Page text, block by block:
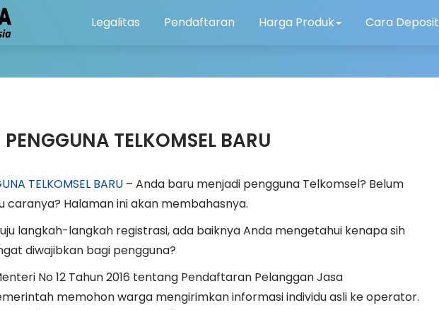
Legalitas Pendaftaran Harga Produk Cara Deposit
PENGGUNA TELKOMSEL BARU
TELKOMSEL BARU – Anda baru menjadi pengguna Telkomsel? Belum
caranya? Halaman ini akan membahasnya.
langkah-langkah registrasi, ada baiknya Anda mengetahui kenapa sih
diwajibkan bagi pengguna?
No 12 Tahun 2016 tentang Pendaftaran Pelanggan Jasa
memohon warga mengirimkan informasi individu asli ke operator.